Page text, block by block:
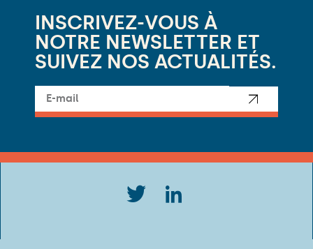
INSCRIVEZ-VOUS À
NOTRE NEWSLETTER ET
SUIVEZ NOS ACTUALITÉS.